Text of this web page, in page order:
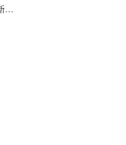
宽体长续航 灵活挣更多 新一代城配纯电小卡—东风途逸T9E&T5E重磅登陆